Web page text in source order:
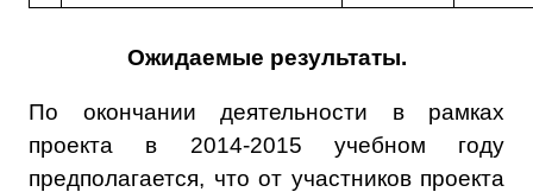
Ожидаемые результаты.
По окончании деятельности в рамках
проекта в 2014-2015 учебном году
предполагается, что от участников проекта